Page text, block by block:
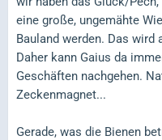
eine große, ungemähte
Bauland werden. Das wird
Daher kann Gaius da
Geschäften nachgehen.
Zeckenmagnet...
Gerade, was die Bienen